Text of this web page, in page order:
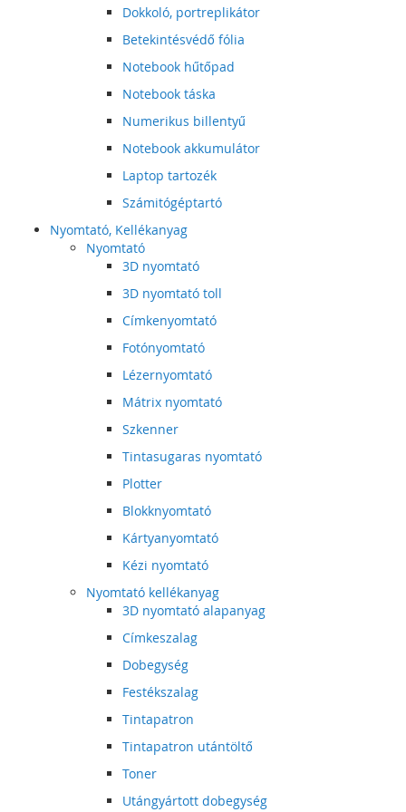
Dokkoló, portreplikátor
Betekintésvédő fólia
Notebook hűtőpad
Notebook táska
Numerikus billentyű
Notebook akkumulátor
Laptop tartozék
Számitógéptartó
Nyomtató, Kellékanyag
Nyomtató
3D nyomtató
3D nyomtató toll
Címkenyomtató
Fotónyomtató
Lézernyomtató
Mátrix nyomtató
Szkenner
Tintasugaras nyomtató
Plotter
Blokknyomtató
Kártyanyomtató
Kézi nyomtató
Nyomtató kellékanyag
3D nyomtató alapanyag
Címkeszalag
Dobegység
Festékszalag
Tintapatron
Tintapatron utántöltő
Toner
Utángyártott dobegység